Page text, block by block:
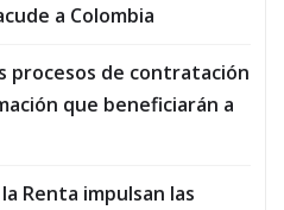
a Colombia
procesos de contratación
que beneficiarán a
Renta impulsan las